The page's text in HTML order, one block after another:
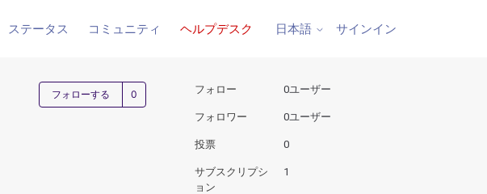
ステータス コミュニティ ヘルプデスク 日本語 サインイン
フォローする 0人がフォロー中
フォロー 0ユーザー
フォロワー 0ユーザー
投票 0
サブスクリプシ
ョン
1